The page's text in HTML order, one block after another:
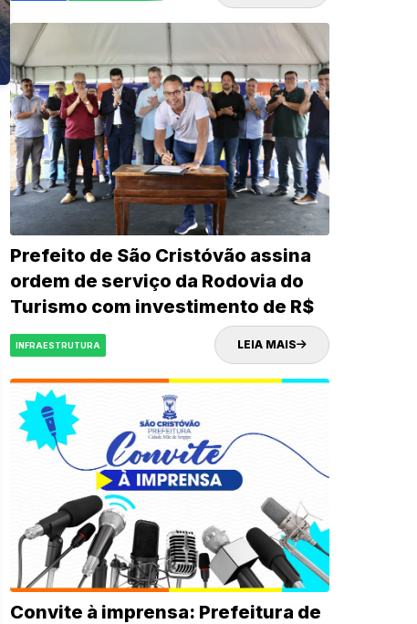
Prefeito de São Cristóvão assina
ordem de serviço da Rodovia do
Turismo com investimento de R$
32 milhões
INFRAESTRUTURA LEIA MAIS
Convite à imprensa: Prefeitura de